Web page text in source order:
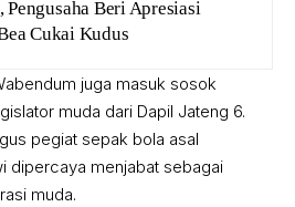
Pengusaha Beri Apresiasi
Cukai Kudus
juga masuk sosok
muda dari Dapil Jateng 6.
pegiat sepak bola asal
dipercaya menjabat sebagai
muda.